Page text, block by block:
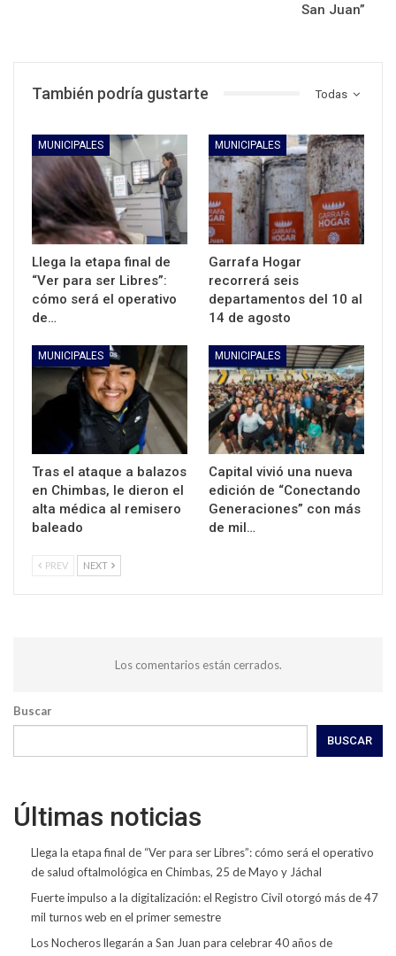
San Juan”
Todas
También podría gustarte
MUNICIPALES
Llega la etapa final de
“Ver para ser Libres”:
cómo será el operativo
de…
MUNICIPALES
Garrafa Hogar
recorrerá seis
departamentos del 10 al
14 de agosto
MUNICIPALES
Tras el ataque a balazos
en Chimbas, le dieron el
alta médica al remisero
baleado
MUNICIPALES
Capital vivió una nueva
edición de “Conectando
Generaciones” con más
de mil…
PREV NEXT
Los comentarios están cerrados.
Buscar
BUSCAR
Últimas noticias
Llega la etapa final de “Ver para ser Libres”: cómo será el operativo
de salud oftalmológica en Chimbas, 25 de Mayo y Jáchal
Fuerte impulso a la digitalización: el Registro Civil otorgó más de 47
mil turnos web en el primer semestre
Los Nocheros llegarán a San Juan para celebrar 40 años de